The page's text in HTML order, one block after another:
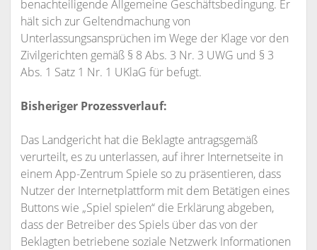
benachteiligende Allgemeine Geschäftsbedingung. Er
hält sich zur Geltendmachung von
Unterlassungsansprüchen im Wege der Klage vor den
Zivilgerichten gemäß § 8 Abs. 3 Nr. 3 UWG und § 3
Abs. 1 Satz 1 Nr. 1 UKlaG für befugt.
Bisheriger Prozessverlauf:
Das Landgericht hat die Beklagte antragsgemäß
verurteilt, es zu unterlassen, auf ihrer Internetseite in
einem App-Zentrum Spiele so zu präsentieren, dass
Nutzer der Internetplattform mit dem Betätigen eines
Buttons wie „Spiel spielen“ die Erklärung abgeben,
dass der Betreiber des Spiels über das von der
Beklagten betriebene soziale Netzwerk Informationen